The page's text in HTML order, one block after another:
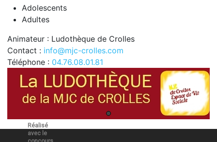
Adolescents
Adultes
Animateur : Ludothèque de Crolles
Contact : info@mjc-crolles.com
Téléphone : 04.76.08.01.81
Réalisé
avec le